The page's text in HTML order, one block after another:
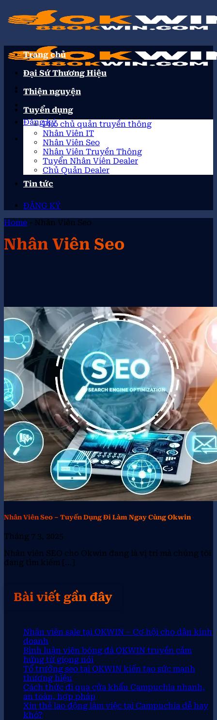
Đăng ký
Trang chủ
Đại Sứ Thương Hiệu
Thiện nguyện
Tuyển dụng
Phó chủ quản truyền thông
Nhân Viên IT
Nhân Viên Seo
Nhân Viên Truyền Thông
Tuyển Nhân Viên Dealer
Chủ Quản Dealer
Tin tức
ĐĂNG KÝ
Home - Nhân Viên Seo
Nhân Viên Seo
Nhân Viên Seo – Tuyển Dụng Đi Làm Ngay Cùng Okwin
Tháng 7 3, 2025
Nhân viên SEO cho Okwin đang là vị trí mà chúng tôi
đang tìm kiếm [...]
Bài viết gần đây
Nhân viên sale tại OKWIN – Cơ hội cho dân kinh
doanh
Bình luận viên bóng đá OKWIN truyền cảm
hứng từ giọng nói
Tổ trưởng seo tại OKWIN kiến tạo sức mạnh
thương hiệu
Cách thức đi qua cửa khẩu Campuchia nhanh,
an toàn, hợp pháp
Xin thẻ lao động làm việc tại Campuchia dễ hay
khó?